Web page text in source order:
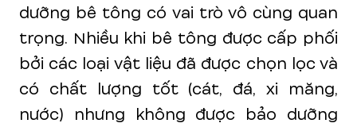
dưỡng bê tông có vai trò vô cùng quan
trọng. Nhiều khi bê tông được cấp phối
bởi các loại vật liệu đã được chọn lọc và
có chất lượng tốt (cát, đá, xi măng,
nước) nhưng không được bảo dưỡng